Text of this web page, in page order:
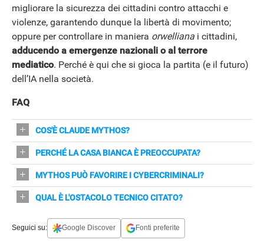
migliorare la sicurezza dei cittadini contro attacchi e
violenze, garantendo dunque la libertà di movimento;
oppure per controllare in maniera orwelliana i cittadini,
adducendo a emergenze nazionali o al terrore
mediatico. Perché è qui che si gioca la partita (e il futuro)
dell’IA nella società.
FAQ
COS'È CLAUDE MYTHOS?
Un modello di Anthropic specializzato
nell'individuazione di vulnerabilità informatiche,
pensato per rafforzare la difesa ma potenzialmente
sfruttabile anche per attacchi.
PERCHÉ LA CASA BIANCA È PREOCCUPATA?
Teme che Mythos, se esteso, possa essere usato non
solo per difesa ma anche per attaccare infrastrutture o
essere sfruttato da attori malevoli.
MYTHOS PUÒ FAVORIRE I CYBERCRIMINALI?
Sì: individuando vulnerabilità complesse, potrebbe
nelle mani sbagliate.
QUAL È L'OSTACOLO TECNICO CITATO?
calcolo, limitandone l'uso su larga scala da parte del
Seguici su: Google Discover Fonti preferite